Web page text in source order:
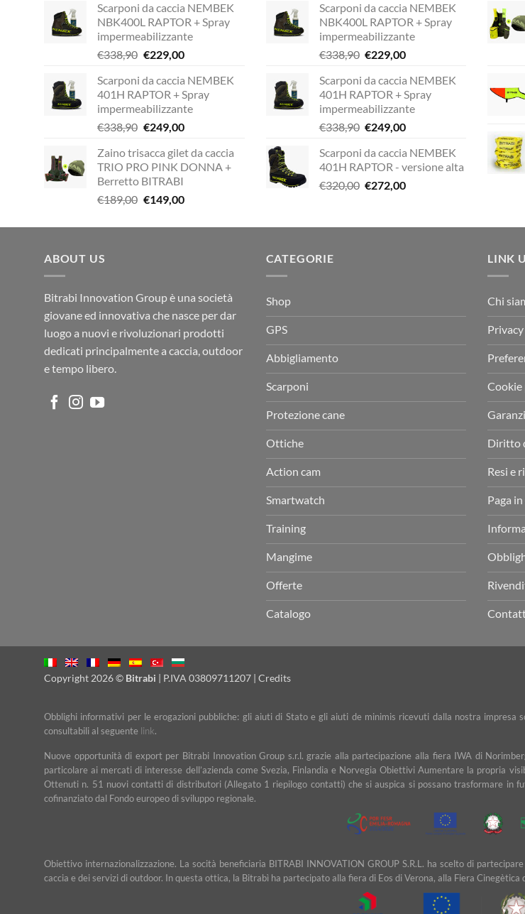
Scarponi da caccia NEMBEK
NBK400L RAPTOR + Spray
impermeabilizzante
€338,90 Il
originale
era:
€338,90.
€229,00Il
attuale
è:
€229,00.
Scarponi da caccia NEMBEK
401H RAPTOR + Spray
impermeabilizzante
€338,90 Il
originale
era:
€338,90.
€249,00Il
attuale
è:
Zaino trisacca gilet da caccia
TRIO PRO PINK DONNA +
Berretto BITRABI
€189,00 Il
originale
€149,00Il
attuale
Scarponi da caccia NEMBEK
NBK400L RAPTOR + Spray
impermeabilizzante
€338,90 Il
originale
era:
€338,90.
€229,00Il
attuale
è:
€229,00.
Scarponi da caccia NEMBEK
401H RAPTOR + Spray
impermeabilizzante
€338,90 Il
originale
era:
€338,90.
€249,00Il
attuale
è:
€249,00.
Scarponi da caccia NEMBEK
401H RAPTOR - versione alta
€320,00 Il
era:
€272,00Il
è:
ABOUT US
Bitrabi Innovation Group è una società
giovane ed innovativa che nasce per dar
luogo a nuovi e rivoluzionari prodotti
dedicati principalmente a caccia, outdoor
e tempo libero.
CATEGORIE
Shop
GPS
Abbigliamento
Scarponi
Protezione cane
Ottiche
Action cam
Smartwatch
Training
Mangime
Offerte
Catalogo
LINK
Chi
Cookie
Diritto
Resi e
Paga
Copyright 2026 © Bitrabi | P.IVA 03809711207 | Credits
Obblighi informativi per le erogazioni pubbliche: gli aiuti di Stato e gli aiuti de minimis ricevuti dalla nostra
consultabili al seguente link.
Nuove opportunità di export per Bitrabi Innovation Group s.r.l. grazie alla partecipazione alla fiera IWA di
particolare ai mercati di interesse dell’azienda come Svezia, Finlandia e Norvegia Obiettivi Aumentare la propria
Ottenuti n. 51 nuovi contatti di distributori (Allegato 1 riepilogo contatti) che si auspica si possano trasformare in
cofinanziato dal Fondo europeo di sviluppo regionale.
Obiettivo internazionalizzazione. La socità beneficiaria BITRABI INNOVATION GROUP S.R.L. ha scelto di
caccia e dei servizi di outdoor. In questa ottica, la Bitrabì ha partecipato alla fiera di Eos di Verona, alla Fiera